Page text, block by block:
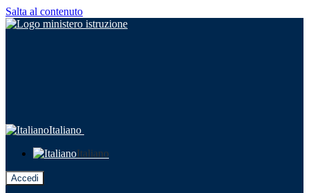
Salta al contenuto
Italiano
Italiano
Accedi